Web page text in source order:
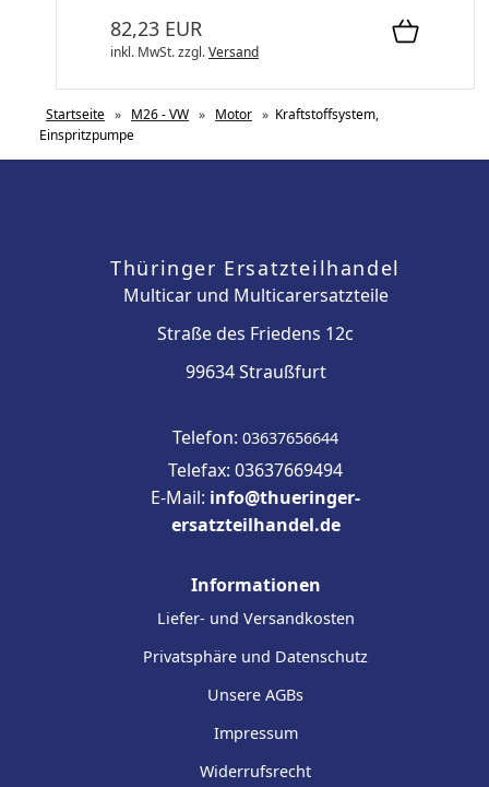
82,23 EUR
inkl. MwSt.zzgl.Versand
Startseite » M26 - VW » Motor » Kraftstoffsystem,
Einspritzpumpe
Thüringer Ersatzteilhandel
Multicar und Multicarersatzteile
Straße des Friedens 12c
99634 Straußfurt
Telefon: 03637656644
Telefax: 03637669494
E-Mail: info@thueringer-
ersatzteilhandel.de
Informationen
Liefer- und Versandkosten
Privatsphäre und Datenschutz
Unsere AGBs
Impressum
Widerrufsrecht